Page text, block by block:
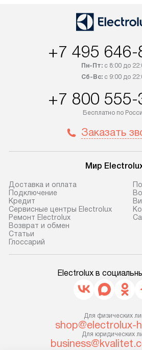
со статусом «В наличии» могут
быть отправлены покупателю
интересен товар «Под заказ»,
приобретения с менеджером
доставляются бесплатно
по Москве в пределах МКАД,
не предусмотрена. После 100%
до представительства
транспортной компании в г.
Пожалуйста, уточняйте условия
доставки у менеджера при
оформлении заказа.
В оговоренный день служба
доставки доставит упакованный
Если необходимо переместить
прибор до места установки,
уточните это с менеджером.
За данную услугу взимается
дополнительная плата. Важно
+7 495 646-
Пн-Пт:с 8:00 до
Сб-Вс:с 9:00 до
+7 800 555-
Бесплатно по
Заказать
Мир
Доставка и оплата
Подключение
Кредит
Сервисные центры Electrolux
Ремонт Electrolux
Возврат и обмен
Cтатьи
Глоссарий
Electrolux в
Для физических
shop@electrolux-
Для юридических